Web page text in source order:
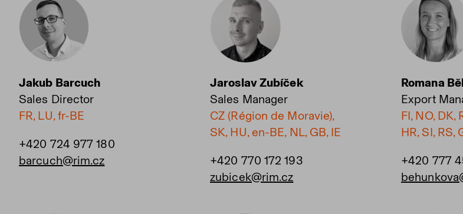
Jakub Barcuch
Sales Director
FR, LU, fr-BE
+420 724 977 180
barcuch@rim.cz
Jaroslav Zubíček
Sales Manager
CZ (Région de Moravie),
SK, HU, en-BE, NL, GB, IE
+420 770 172 193
zubicek@rim.cz
Romana
Export
FI, NO, DK,
HR, SI, RS,
+420 777